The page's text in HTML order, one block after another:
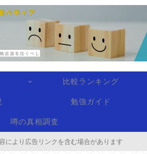
比較ランキング
勉強ガイド
噂の真相調査
により広告リンクを含む場合があります